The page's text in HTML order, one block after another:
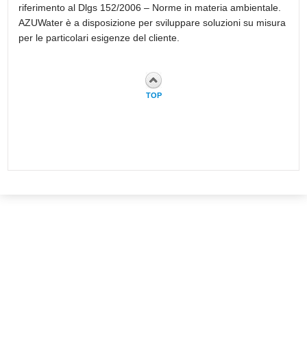
riferimento al Dlgs 152/2006 – Norme in materia ambientale.
AZUWater è a disposizione per sviluppare soluzioni su misura
per le particolari esigenze del cliente.
TOP